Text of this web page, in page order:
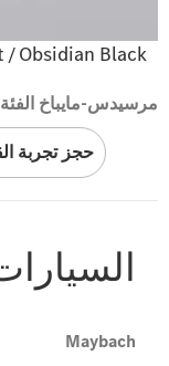
/ Obsidian Black
مرسيدس-مايباخ الفئة S
حجز تجربة
Maybach